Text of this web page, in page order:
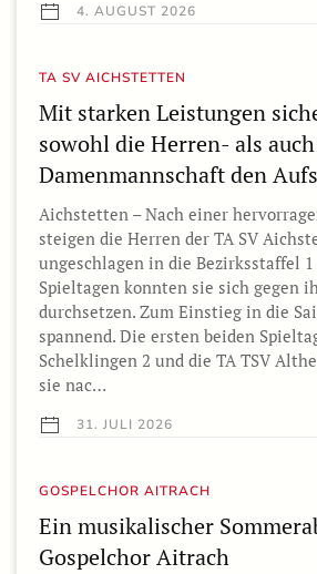
4. AUGUST 2026
TA SV AICHSTETTEN
Mit starken Leistungen
sowohl die Herren- als
Damenmannschaft den
Aichstetten – Nach einer
steigen die Herren der TA SV
ungeschlagen in die Bezirksstaffel
Spieltagen konnten sie sich gegen
durchsetzen. Zum Einstieg in die
spannend. Die ersten beiden
Schelklingen 2 und die TA TSV
sie nac…
31. JULI 2026
GOSPELCHOR AITRACH
Ein musikalischer
Gospelchor Aitrach